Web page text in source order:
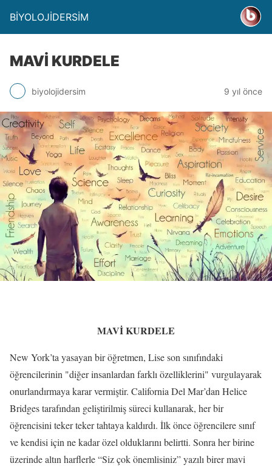
BİYOLOJİDERSİM
MAVİ KURDELE
biyolojidersim 9 yıl önce
MAVİ KURDELE
New York’ta yasayan bir öğretmen, Lise son sınıfındaki
öğrencilerinin "diğer insanlardan farklı özelliklerini" vurgulayarak
onurlandırmaya karar vermiştir. California Del Mar’dan Helice
Bridges tarafından geliştirilmiş süreci kullanarak, her bir
öğrencisini teker teker tahtaya kaldırdı. İlk önce öğrencilere sınıf
ve kendisi için ne kadar özel olduklarını belirtti. Sonra her birine
üzerinde altın harflerle “Siz çok önemlisiniz” yazılı birer mavi